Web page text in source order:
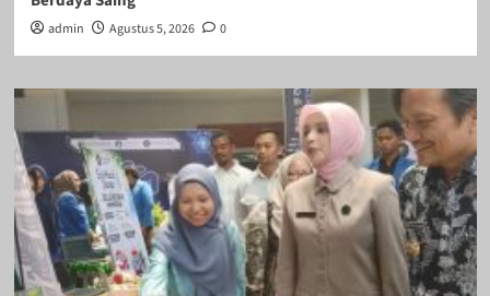
admin Agustus 5, 2026 0